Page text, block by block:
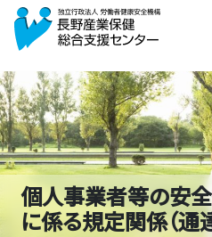
個人事業者等の安
に係る規定関係（通